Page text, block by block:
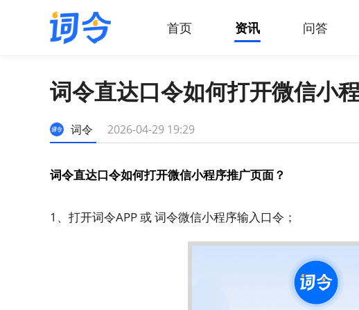
首页 资讯 问答
词令直达口令如何打开微信小
词令 2026-04-29 19:29
词令直达口令如何打开微信小程序推广页面？
1、打开词令APP 或 词令微信小程序输入口令；